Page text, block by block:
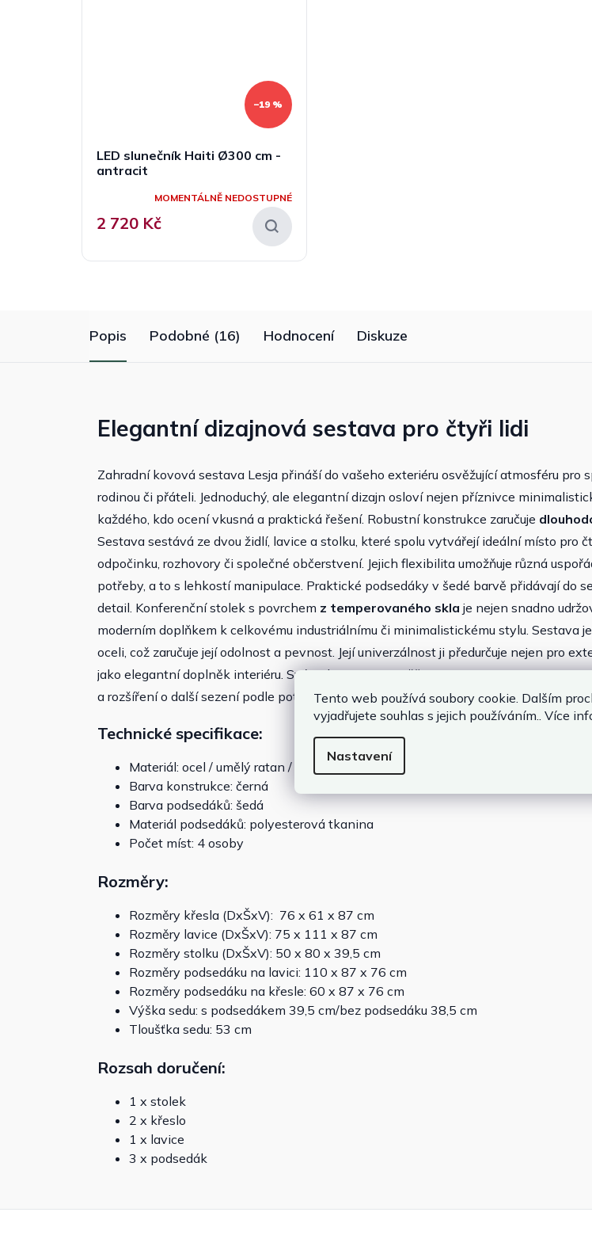
Tento web používá soubory cookie. Dalším
vyjadřujete souhlas s jejich používáním.. Více
Nastavení
–19 %
LED slunečník Haiti Ø300 cm -
antracit
MOMENTÁLNĚ NEDOSTUPNÉ
2 720 Kč
Popis Podobné (16) Hodnocení Diskuze
Elegantní dizajnová sestava pro čtyři lidi
Zahradní kovová sestava Lesja přináší do vašeho exteriéru osvěžující atmosféru pro
rodinou či přáteli. Jednoduchý, ale elegantní dizajn osloví nejen příznivce
každého, kdo ocení vkusná a praktická řešení. Robustní konstrukce zaručuje
Sestava sestává ze dvou židlí, lavice a stolku, které spolu vytvářejí ideální místo pro
odpočinku, rozhovory či společné občerstvení. Jejich flexibilita umožňuje různá
potřeby, a to s lehkostí manipulace. Praktické podsedáky v šedé barvě přidávají do
detail. Konferenční stolek s povrchem z temperovaného skla je nejen snadno
moderním doplňkem k celkovému industriálnímu či minimalistickému stylu. Sestava
oceli, což zaručuje její odolnost a pevnost. Její univerzálnost ji předurčuje nejen pro
jako elegantní doplněk interiéru. Svým designem umožňujesnadné kombinovánís
a rozšíření o další sezení podle potřeby.
Technické specifikace:
Materiál: ocel / umělý ratan / sklo
Barva konstrukce: černá
Barva podsedáků: šedá
Materiál podsedáků: polyesterová tkanina
Počet míst: 4 osoby
Rozměry:
Rozměry křesla (DxŠxV): 76 x 61 x 87 cm
Rozměry lavice (DxŠxV): 75 x 111 x 87 cm
Rozměry stolku (DxŠxV): 50 x 80 x 39,5 cm
Rozměry podsedáku na lavici: 110 x 87 x 76 cm
Rozměry podsedáku na křesle: 60 x 87 x 76 cm
Výška sedu: s podsedákem 39,5 cm/bez podsedáku 38,5 cm
Tloušťka sedu: 53 cm
Rozsah doručení:
1 x stolek
2 x křeslo
1 x lavice
3 x podsedák